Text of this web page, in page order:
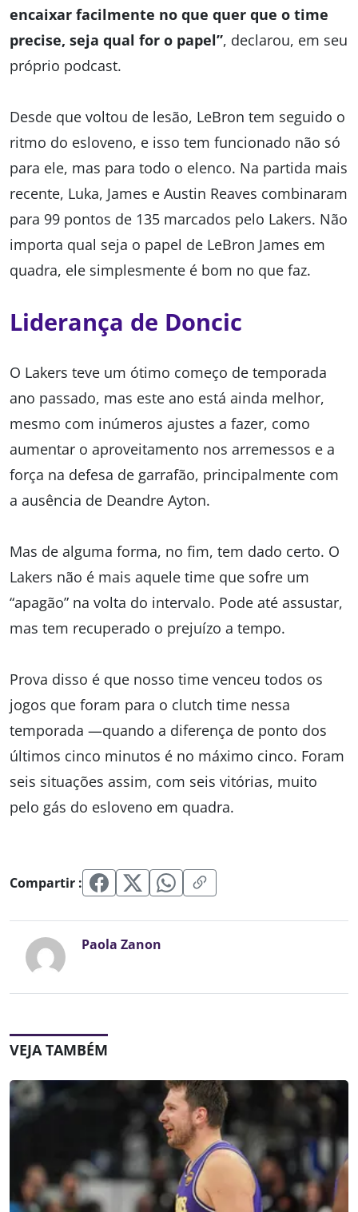
encaixar facilmente no que quer que o time
precise, seja qual for o papel”, declarou, em seu
próprio podcast.
Desde que voltou de lesão, LeBron tem seguido o
ritmo do esloveno, e isso tem funcionado não só
para ele, mas para todo o elenco. Na partida mais
recente, Luka, James e Austin Reaves combinaram
para 99 pontos de 135 marcados pelo Lakers. Não
importa qual seja o papel de LeBron James em
quadra, ele simplesmente é bom no que faz.
Liderança de Doncic
O Lakers teve um ótimo começo de temporada
ano passado, mas este ano está ainda melhor,
mesmo com inúmeros ajustes a fazer, como
aumentar o aproveitamento nos arremessos e a
força na defesa de garrafão, principalmente com
a ausência de Deandre Ayton.
Mas de alguma forma, no fim, tem dado certo. O
Lakers não é mais aquele time que sofre um
“apagão” na volta do intervalo. Pode até assustar,
mas tem recuperado o prejuízo a tempo.
Prova disso é que nosso time venceu todos os
jogos que foram para o clutch time nessa
temporada —quando a diferença de ponto dos
últimos cinco minutos é no máximo cinco. Foram
seis situações assim, com seis vitórias, muito
pelo gás do esloveno em quadra.
Compartir :
Paola Zanon
VEJA TAMBÉM